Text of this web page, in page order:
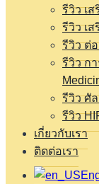
รีวิว เ
รีวิว เ
รีวิว ต่
รีวิว ก
รีวิว ศั
รีวิว
เกี่ยวกับเรา
ติดต่อเรา